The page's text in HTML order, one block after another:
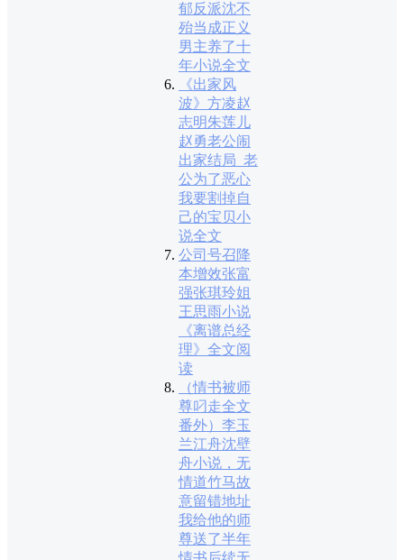
郁反派沈不
殆当成正义
男主养了十
年小说全文
《出家风
波》方凌赵
志明朱莲儿
赵勇老公闹
出家结局_老
公为了恶心
我要割掉自
己的宝贝小
说全文
公司号召降
本增效张富
强张琪玲姐
王思雨小说
《离谱总经
理》全文阅
读
（情书被师
尊叼走全文
番外）李玉
兰江舟沈壁
舟小说，无
情道竹马故
意留错地址
我给他的师
尊送了半年